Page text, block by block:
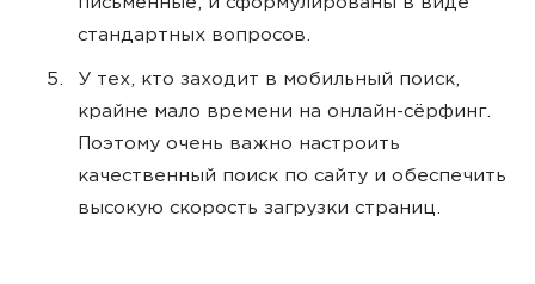
письменные, и сформулированы в виде
стандартных вопросов.
У тех, кто заходит в мобильный поиск,
крайне мало времени на онлайн-сёрфинг.
Поэтому очень важно настроить
качественный поиск по сайту и обеспечить
высокую скорость загрузки страниц.